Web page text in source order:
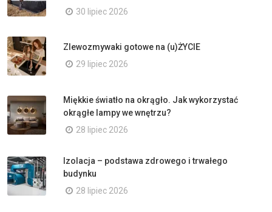
30 lipiec 2026
Zlewozmywaki gotowe na (u)ŻYCIE
29 lipiec 2026
Miękkie światło na okrągło. Jak wykorzystać
okrągłe lampy we wnętrzu?
28 lipiec 2026
Izolacja – podstawa zdrowego i trwałego
budynku
28 lipiec 2026